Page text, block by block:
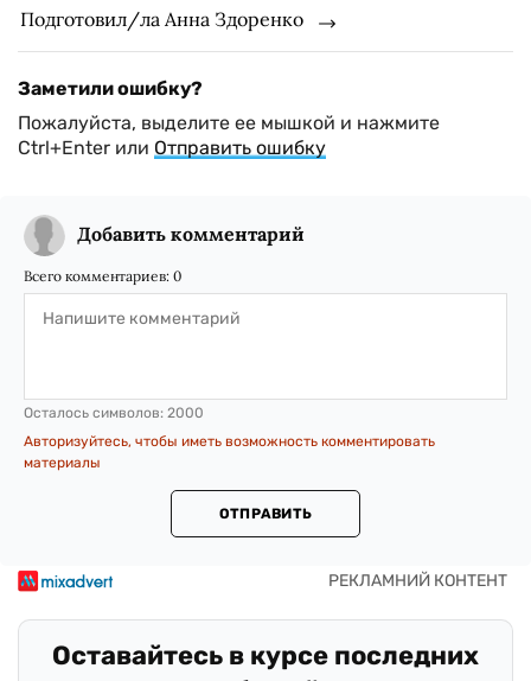
Подготовил/ла Анна Здоренко
Заметили ошибку?
Пожалуйста, выделите ее мышкой и нажмите
Ctrl+Enter или Отправить ошибку
Добавить комментарий
Всего комментариев: 0
Осталось символов: 2000
Авторизуйтесь, чтобы иметь возможность комментировать
материалы
ОТПРАВИТЬ
Оставайтесь в курсе последних